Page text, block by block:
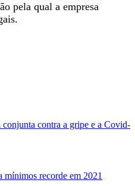
pela qual a empresa
contra a gripe e a Covid-
mínimos recorde em 2021